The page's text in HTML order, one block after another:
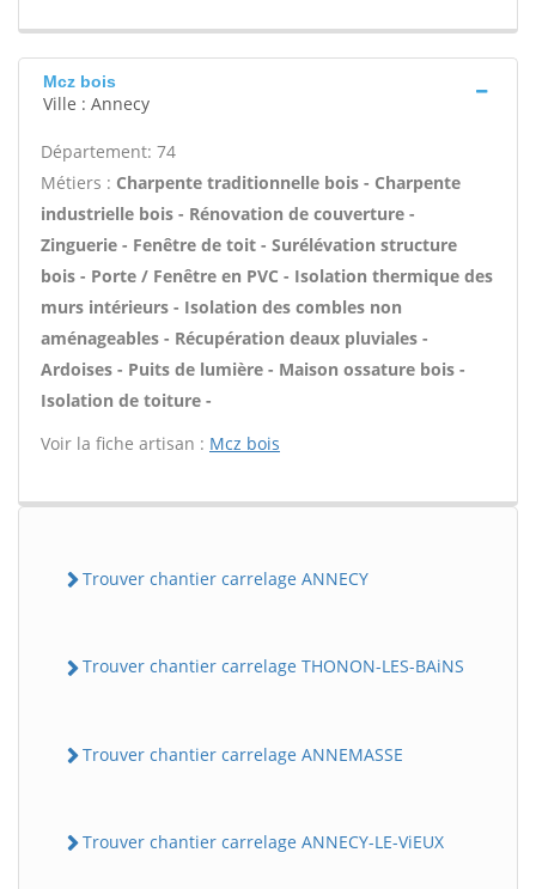
Mcz bois
Ville : Annecy
Département: 74
Métiers : Charpente traditionnelle bois - Charpente
industrielle bois - Rénovation de couverture -
Zinguerie - Fenêtre de toit - Surélévation structure
bois - Porte / Fenêtre en PVC - Isolation thermique des
murs intérieurs - Isolation des combles non
aménageables - Récupération deaux pluviales -
Ardoises - Puits de lumière - Maison ossature bois -
Isolation de toiture -
Voir la fiche artisan : Mcz bois
Trouver chantier carrelage ANNECY
Trouver chantier carrelage THONON-LES-BAiNS
Trouver chantier carrelage ANNEMASSE
Trouver chantier carrelage ANNECY-LE-ViEUX